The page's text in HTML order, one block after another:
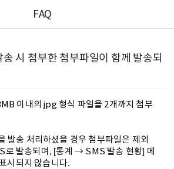
FAQ
송 시 첨부한 첨부파일이 함께 발송되
이내의 jpg 형식 파일을 2개까지 첨부
발송 처리하셨을 경우 첨부파일은 제외
로 발송되며, [통계 → SMS 발송 현황] 메
시되지 않습니다.